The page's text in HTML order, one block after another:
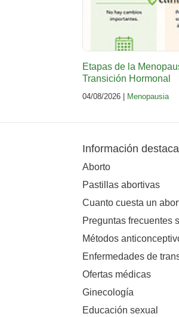
Etapas de la
Transición Hormonal
04/08/2026 | Menopausia
Información
Aborto
Pastillas abortivas
Cuanto cuesta un
Preguntas frecuentes
Métodos
Enfermedades de
Ofertas médicas
Ginecología
Educación sexual